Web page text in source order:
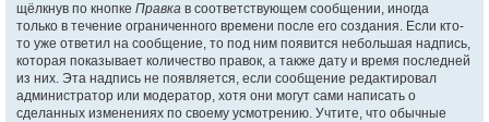
щёлкнув по кнопке Правка в соответствующем сообщении, иногда
только в течение ограниченного времени после его создания. Если кто-
то уже ответил на сообщение, то под ним появится небольшая надпись,
которая показывает количество правок, а также дату и время последней
из них. Эта надпись не появляется, если сообщение редактировал
администратор или модератор, хотя они могут сами написать о
сделанных изменениях по своему усмотрению. Учтите, что обычные